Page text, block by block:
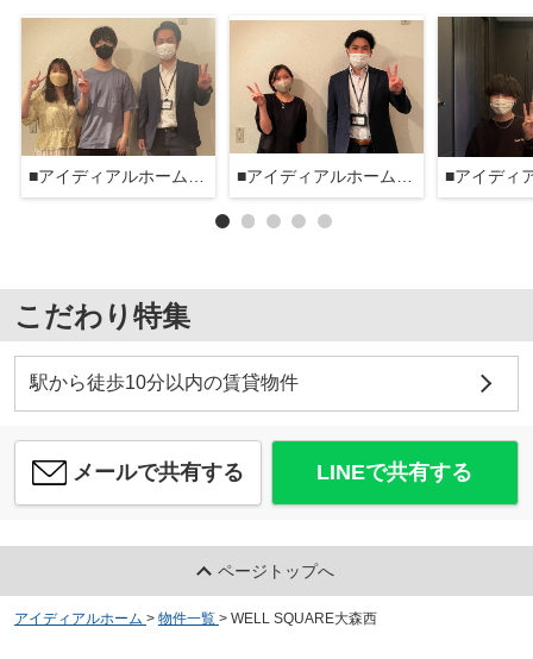
■アイディアルホーム大森本店■ ■アイディアルホーム大森本店■
こだわり特集
駅から徒歩10分以内の賃貸物件
メールで共有する LINEで共有する
ページトップへ
アイディアルホーム > 物件一覧 > WELL SQUARE大森西